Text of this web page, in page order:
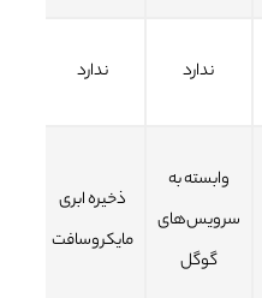
ندارد ندارد
وابسته به
سرویس‌های
گوگل
ذخیره ابری
مایکروسافت